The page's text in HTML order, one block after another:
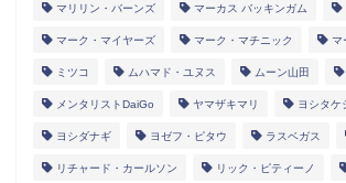
マリリン・バーンズ マーカス バッキンガム
マーク・マイヤーズ マーク・マチニック マ
ミツコ ムハマド・ユヌス ムーン山田
メンタリストDaiGo ヤマザキマリ ヨシタケ
ヨシダナギ ヨゼフ・ピタウ ラスベガス
リチャード・カールソン リック・ピティーノ